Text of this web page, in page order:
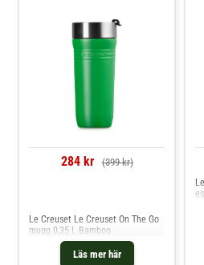
284 kr (399 kr)
Läs mer här
Le Creuset Le Creuset On The Go
mugg 0,35 L Bamboo